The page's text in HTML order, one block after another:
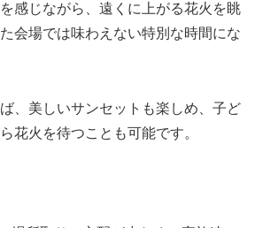
感じながら、遠くに上がる花火を眺
会場では味わえない特別な時間にな
、美しいサンセットも楽しめ、子ど
花火を待つことも可能です。